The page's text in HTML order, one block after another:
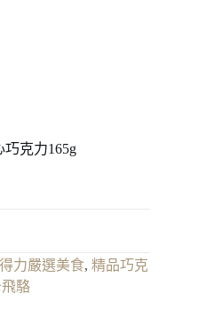
巧克力165g
得力嚴選美食, 精品巧克
飛駱